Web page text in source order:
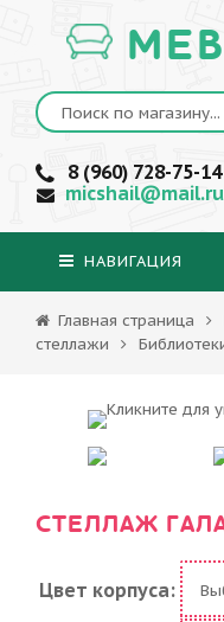
8 (960) 728-75-14
micshail@mail.ru
НАВИГАЦИЯ
Главная страница
стеллажи
СТЕЛЛАЖ
Цвет корпуса: